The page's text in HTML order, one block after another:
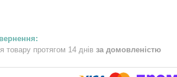
товару протягом 14 днів за домовленістю